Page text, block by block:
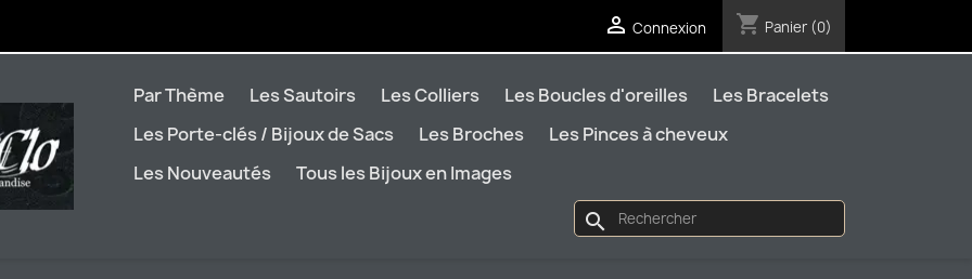
 Connexion shopping_cart Panier (0)
Par Thème Les Sautoirs Les Colliers Les Boucles d'oreilles
Les Bracelets
Les Porte-clés / Bijoux de Sacs
Les Broches
Les Pinces à cheveux
Les Nouveautés
Tous les Bijoux en Images
search